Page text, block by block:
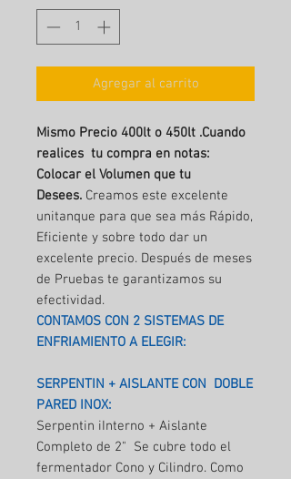
Agregar al carrito
Mismo Precio 400lt o 450lt .Cuando
realices tu compra en notas:
Colocar el Volumen que tu
Desees. Creamos este excelente
unitanque para que sea más Rápido,
Eficiente y sobre todo dar un
excelente precio. Después de meses
de Pruebas te garantizamos su
efectividad.
CONTAMOS CON 2 SISTEMAS DE
ENFRIAMIENTO A ELEGIR:
SERPENTIN + AISLANTE CON DOBLE
PARED INOX:
Serpentin iInterno + Aislante
Completo de 2" Se cubre todo el
fermentador Cono y Cilindro. Como